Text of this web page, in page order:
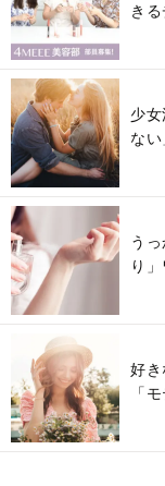
き
少
な
う
り
好
「